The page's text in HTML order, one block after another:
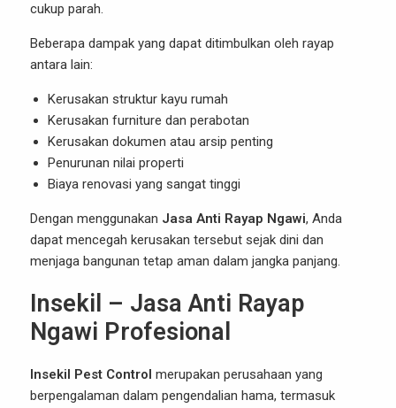
cukup parah.
Beberapa dampak yang dapat ditimbulkan oleh rayap
antara lain:
Kerusakan struktur kayu rumah
Kerusakan furniture dan perabotan
Kerusakan dokumen atau arsip penting
Penurunan nilai properti
Biaya renovasi yang sangat tinggi
Dengan menggunakan Jasa Anti Rayap Ngawi, Anda
dapat mencegah kerusakan tersebut sejak dini dan
menjaga bangunan tetap aman dalam jangka panjang.
Insekil – Jasa Anti Rayap
Ngawi Profesional
Insekil Pest Control merupakan perusahaan yang
berpengalaman dalam pengendalian hama, termasuk